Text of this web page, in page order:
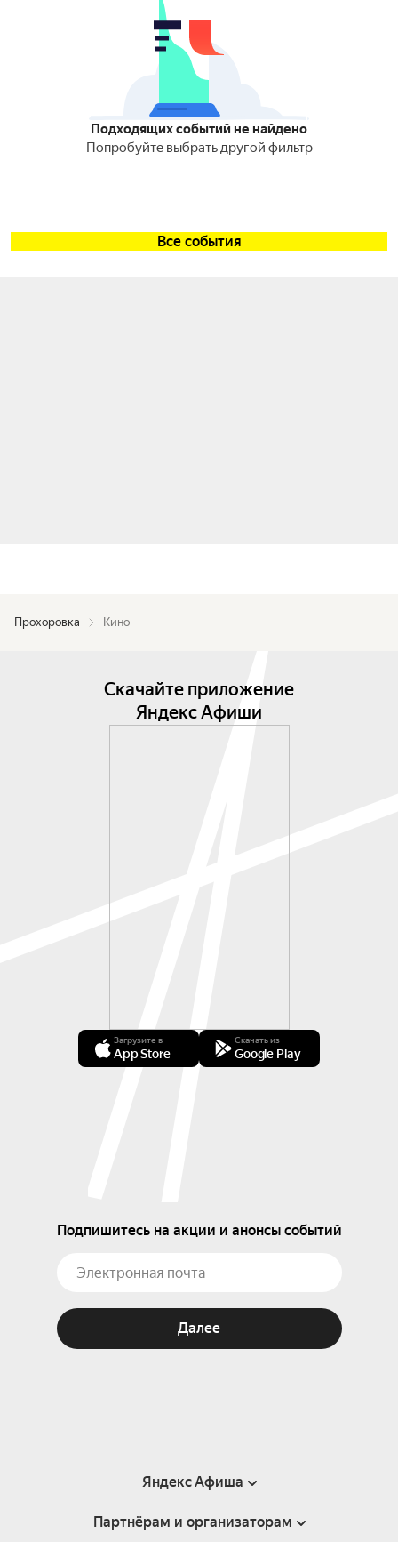
Подходящих событий не найдено
Попробуйте выбрать другой фильтр
Все события
Прохоровка Кино
Скачайте приложение
Яндекс Афиши
Загрузите в
App Store
Скачать из
Google Play
Подпишитесь на акции и анонсы событий
Далее
Яндекс Афиша
Справка
Партнёрам и организаторам